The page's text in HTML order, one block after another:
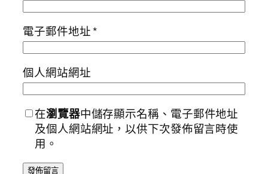
電子郵件地址*
個人網站網址
在瀏覽器中儲存顯示名稱、電子郵件地址
及個人網站網址，以供下次發佈留言時使
用。